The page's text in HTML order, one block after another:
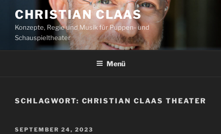
Inhalt
springen
CHRISTIAN CLAAS
Konzepte, Regie und Musik für Puppen- und
Schauspieltheater
Menü
SCHLAGWORT: CHRISTIAN CLAAS THEATER
VERÖFFENTLICHT
SEPTEMBER 24, 2023